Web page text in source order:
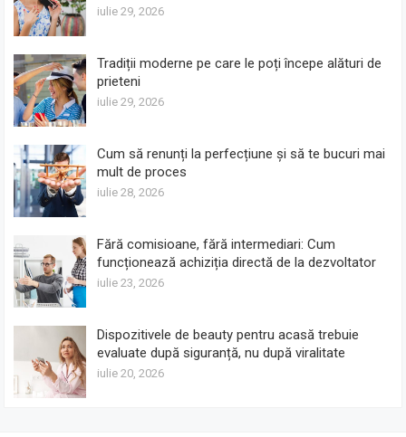
iulie 29, 2026
Tradiții moderne pe care le poți începe alături de
prieteni
iulie 29, 2026
Cum să renunți la perfecțiune și să te bucuri mai
mult de proces
iulie 28, 2026
Fără comisioane, fără intermediari: Cum
funcționează achiziția directă de la dezvoltator
iulie 23, 2026
Dispozitivele de beauty pentru acasă trebuie
evaluate după siguranță, nu după viralitate
iulie 20, 2026